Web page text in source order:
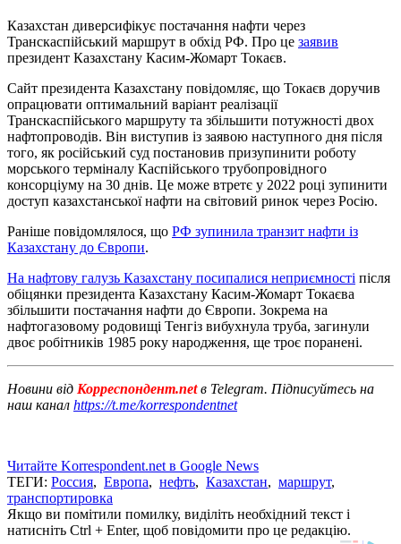
Казахстан диверсифікує постачання нафти через
Транскаспійський маршрут в обхід РФ. Про це заявив
президент Казахстану Касим-Жомарт Токаєв.
Сайт президента Казахстану повідомляє, що Токаєв доручив
опрацювати оптимальний варіант реалізації
Транскаспійського маршруту та збільшити потужності двох
нафтопроводів. Він виступив із заявою наступного дня після
того, як російський суд постановив призупинити роботу
морського терміналу Каспійського трубопровідного
консорціуму на 30 днів. Це може втретє у 2022 році зупинити
доступ казахстанської нафти на світовий ринок через Росію.
Раніше повідомлялося, що РФ зупинила транзит нафти із
Казахстану до Європи.
На нафтову галузь Казахстану посипалися неприємності після
обіцянки президента Казахстану Касим-Жомарт Токаєва
збільшити постачання нафти до Європи. Зокрема на
нафтогазовому родовищі Тенгіз вибухнула труба, загинули
двоє робітників 1985 року народження, ще троє поранені.
Новини від Корреспондент.netв Telegram. Підписуйтесь на
наш канал https://t.me/korrespondentnet
Читайте Korrespondent.net в Google News
ТЕГИ: Россия, Европа, нефть, Казахстан, маршрут,
транспортировка
Якщо ви помітили помилку, виділіть необхідний текст і
натисніть Ctrl + Enter, щоб повідомити про це редакцію.